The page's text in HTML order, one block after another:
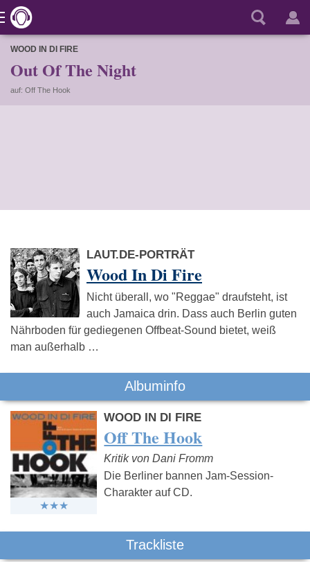
WOOD IN DI FIRE
Out Of The Night
auf: Off The Hook
LAUT.DE-PORTRÄT
Wood In Di Fire
Nicht überall, wo "Reggae" draufsteht, ist
auch Jamaica drin. Dass auch Berlin guten
Nährboden für gediegenen Offbeat-Sound bietet, weiß
man außerhalb …
Albuminfo
WOOD IN DI FIRE
Off The Hook
Kritik von Dani Fromm
Die Berliner bannen Jam-Session-
Charakter auf CD.
Trackliste